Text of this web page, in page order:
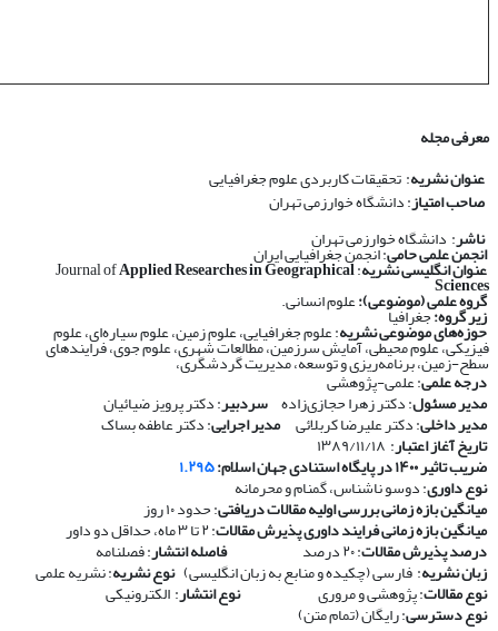
معرفی مجله
عنوان نشریه: تحقیقات کاربردی علوم جغرافیایی
صاحب امتیاز: دانشگاه خوارزمی تهران
ناشر: دانشگاه خوارزمی تهران
انجمن علمی حامی: انجمن جغرافیایی ایران
عنوان انگلیسی نشریه: Journal of
Applied Researches in Geographical
Sciences
گروه علمی (موضوعی):علوم انسانی.
زیر گروه:جغرافیا
حوزه‌های موضوعی نشریه: علوم جغرافیایی، علوم زمین، علوم سیاره‌ای، علوم
فیزیکی، علوم محیطی، آمایش سرزمین، مطالعات شهری، علوم جوی، فرایندهای
سطح-زمین، برنامه‌ریزی و توسعه، مدیریت گردشگری،
درجه علمی: علمی-پژوهشی
مدیر مسئول: دکتر زهرا حجازی‌زاده سردبیر: دکتر پرویز ضیائیان
مدیر داخلی: دکتر علیرضا کربلائی مدیر اجرایی: دکتر عاطفه بساک
تاریخ آغاز اعتبار: ۱۳۸۹/۱۱/۱۸
ضریب تاثیر ۱۴۰۰ در پایگاه استنادی جهان اسلام: ۱.۲۹۵
نوع داوری: دوسو ناشناس، گمنام و محرمانه
​​​​​​​میانگین بازه زمانی بررسی اولیه مقالات دریافتی: حدود ۱۰ روز
​​​​​​​میانگین بازه زمانی فرایند داوری پذیرش مقالات: ۲ تا ۳ ماه، حداقل دو داور
درصد پذیرش مقالات: ۲۰ درصد ​​​​​​​فاصله انتشار: فصلنامه
زبان نشریه: فارسی (چکیده و منابع به زبان انگلیسی) ​​​​​​​نوع نشریه: نشریه علمی
​​​​​​​نوع مقالات: پژوهشی و مروری ​​​​​​​نوع انتشار: الکترونیکی
​​​​​​​نوع دسترسی: رایگان (تمام متن)